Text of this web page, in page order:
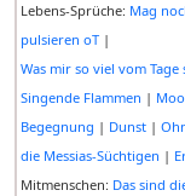
Lebens-Sprüche: Mag
pulsieren oT|
Was mir so viel vom Tage
Singende Flammen |
Begegnung | Dunst|
die Messias-Süchtigen |
Mitmenschen: Das sind